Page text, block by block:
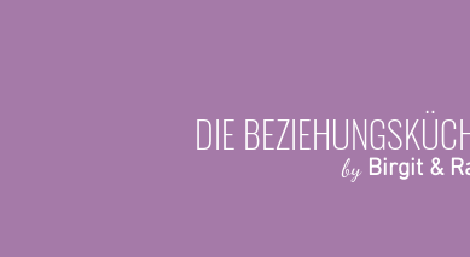
DIE
by Birgit &